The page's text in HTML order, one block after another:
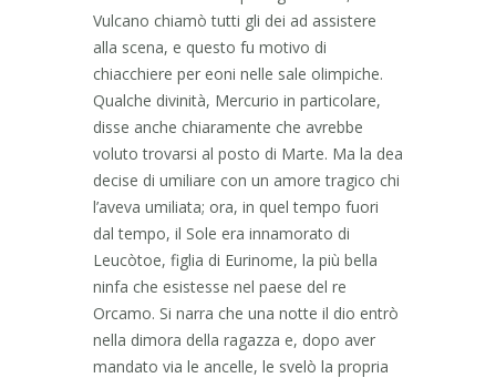
Vulcano chiamò tutti gli dei ad assistere
alla scena, e questo fu motivo di
chiacchiere per eoni nelle sale olimpiche.
Qualche divinità, Mercurio in particolare,
disse anche chiaramente che avrebbe
voluto trovarsi al posto di Marte. Ma la dea
decise di umiliare con un amore tragico chi
l’aveva umiliata; ora, in quel tempo fuori
dal tempo, il Sole era innamorato di
Leucòtoe, figlia di Eurinome, la più bella
ninfa che esistesse nel paese del re
Orcamo. Si narra che una notte il dio entrò
nella dimora della ragazza e, dopo aver
mandato via le ancelle, le svelò la propria